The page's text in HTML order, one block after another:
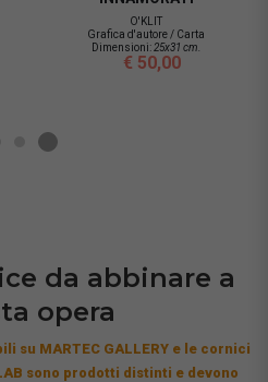
O'KLIT
Grafica d'autore / Carta
Dimensioni: 25x31 cm.
€ 50,00
da abbinare a
opera
su MARTEC GALLERY e le cornici
sono prodotti distinti e devono